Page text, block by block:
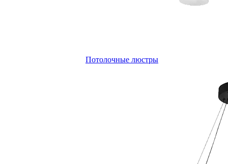
Потолочные люстры